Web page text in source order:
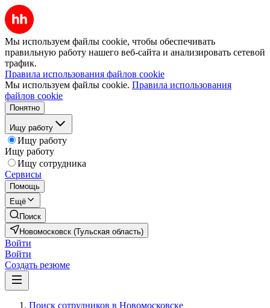
Мы используем файлы cookie, чтобы обеспечивать
правильную работу нашего веб-сайта и анализировать сетевой
трафик.
Правила использования файлов cookie
Мы используем файлы cookie. Правила использования
файлов cookie
Понятно
Ищу работу
Ищу работу
Ищу работу
Ищу сотрудника
Сервисы
Помощь
Ещё
Поиск
Новомосковск (Тульская область)
Войти
Войти
Создать резюме
Поиск сотрудников в Новомосковске